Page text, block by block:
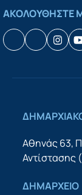
ΑΚΟΛΟΥΘΗΣΤΕ
Facebook
Houzz
Αθηνάς 63,
Αντίστασης
ΔΗΜΑΡΧΕΙΟ